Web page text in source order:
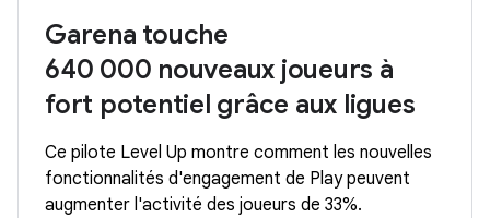
Garena touche
640 000 nouveaux joueurs à
fort potentiel grâce aux ligues
Ce pilote Level Up montre comment les nouvelles
fonctionnalités d'engagement de Play peuvent
augmenter l'activité des joueurs de 33%.